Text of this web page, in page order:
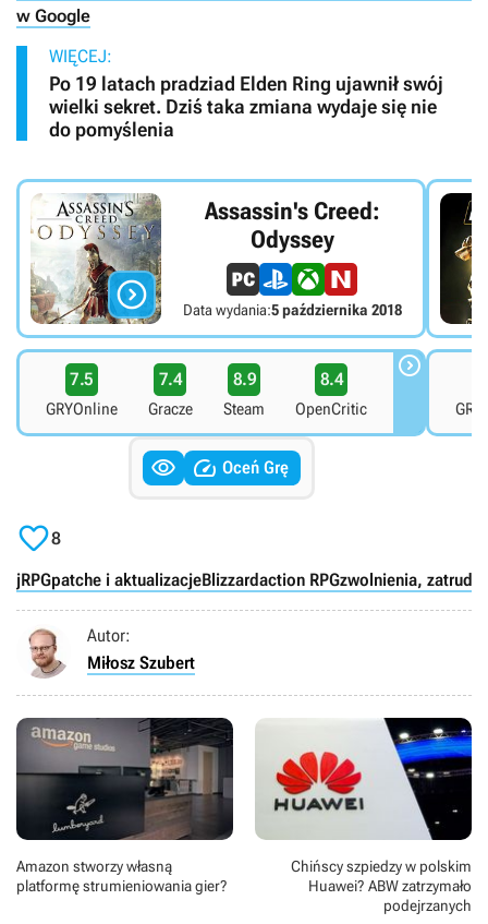
w Google
WIĘCEJ:
Po 19 latach pradziad Elden Ring ujawnił swój
wielki sekret. Dziś taka zmiana wydaje się nie
do pomyślenia

Assassin's Creed:
Odyssey
Data wydania:5 października 2018
7.5
GRYOnline
7.4
Gracze
8.9
Steam
8.4
OpenCritic

  Oceń Grę
8
jRPGpatche i aktualizacjeBlizzardaction RPGzwolnienia,
Autor:
Miłosz Szubert
Amazon stworzy własną
platformę strumieniowania gier?
Chińscy szpiedzy w polskim
Huawei? ABW zatrzymało
podejrzanych